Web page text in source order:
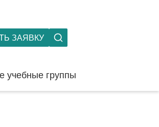
ЗАЯВКУ
учебные группы